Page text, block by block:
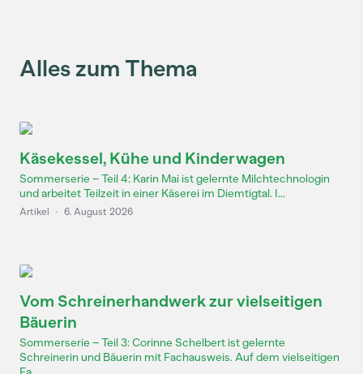
Alles zum Thema
Käsekessel, Kühe und Kinderwagen
Sommerserie – Teil 4: Karin Mai ist gelernte Milchtechnologin
und arbeitet Teilzeit in einer Käserei im Diemtigtal. I...
Artikel · 6. August 2026
Vom Schreinerhandwerk zur vielseitigen
Bäuerin
Sommerserie – Teil 3: Corinne Schelbert ist gelernte
Schreinerin und Bäuerin mit Fachausweis. Auf dem vielseitigen